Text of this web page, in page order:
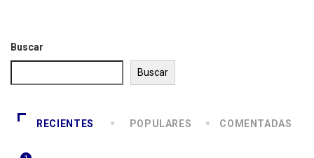
Buscar
Buscar
RECIENTES POPULARES COMENTADAS